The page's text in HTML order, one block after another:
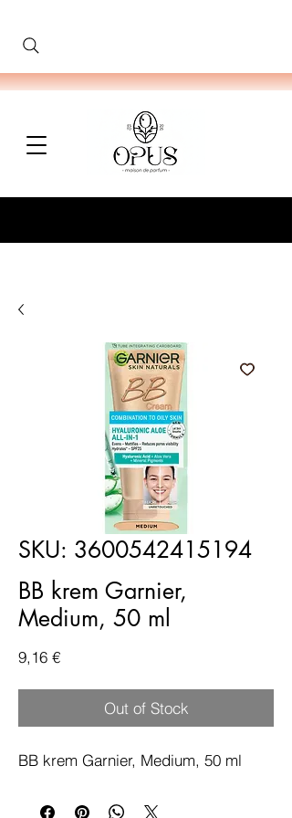
SKU: 3600542415194
BB krem Garnier,
Medium, 50 ml
9,16 €Price
Out of Stock
BB krem Garnier, Medium, 50 ml